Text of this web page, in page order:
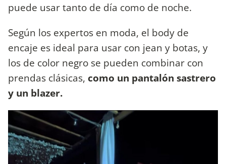
puede usar tanto de día como de noche.
Según los expertos en moda, el body de
encaje es ideal para usar con jean y botas, y
los de color negro se pueden combinar con
prendas clásicas, como un pantalón sastrero
y un blazer.